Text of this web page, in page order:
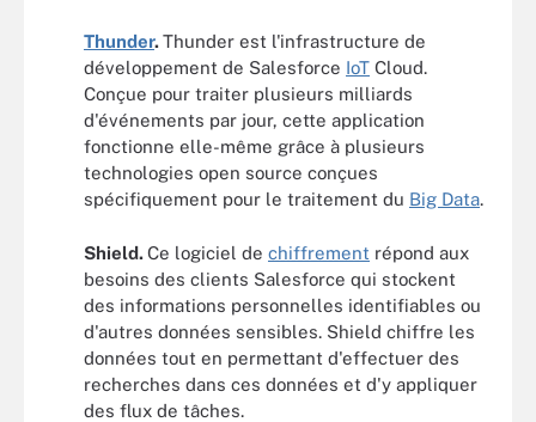
Thunder.Thunder est l'infrastructure de
développement de Salesforce IoT Cloud.
Conçue pour traiter plusieurs milliards
d'événements par jour, cette application
fonctionne elle-même grâce à plusieurs
technologies open source conçues
spécifiquement pour le traitement du Big Data.
Shield.Ce logiciel de chiffrement répond aux
besoins des clients Salesforce qui stockent
des informations personnelles identifiables ou
d'autres données sensibles. Shield chiffre les
données tout en permettant d'effectuer des
recherches dans ces données et d'y appliquer
des flux de tâches.